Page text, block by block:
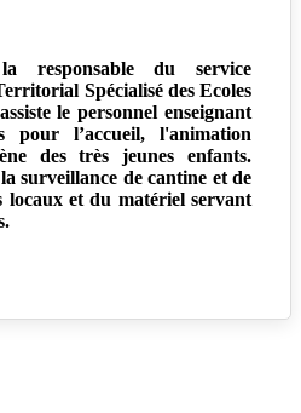
responsable du service
Spécialisé des Ecoles
le personnel enseignant
pour l’accueil, l'animation
des très jeunes enfants.
surveillance de cantine et de
locaux et du matériel servant